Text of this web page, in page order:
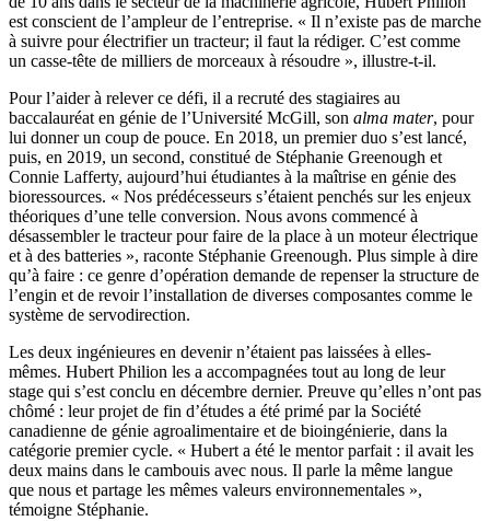
est conscient de l’ampleur de l’entreprise. « Il n’existe pas de marche
à suivre pour électrifier un tracteur; il faut la rédiger. C’est comme
un casse-tête de milliers de morceaux à résoudre », illustre-t-il.
Pour l’aider à relever ce défi, il a recruté des stagiaires au
baccalauréat en génie de l’Université McGill, son alma mater, pour
lui donner un coup de pouce. En 2018, un premier duo s’est lancé,
puis, en 2019, un second, constitué de Stéphanie Greenough et
Connie Lafferty, aujourd’hui étudiantes à la maîtrise en génie des
bioressources. « Nos prédécesseurs s’étaient penchés sur les enjeux
théoriques d’une telle conversion. Nous avons commencé à
désassembler le tracteur pour faire de la place à un moteur électrique
et à des batteries », raconte Stéphanie Greenough. Plus simple à dire
qu’à faire : ce genre d’opération demande de repenser la structure de
l’engin et de revoir l’installation de diverses composantes comme le
système de servodirection.
Les deux ingénieures en devenir n’étaient pas laissées à elles-
mêmes. Hubert Philion les a accompagnées tout au long de leur
stage qui s’est conclu en décembre dernier. Preuve qu’elles n’ont pas
chômé : leur projet de fin d’études a été primé par la Société
canadienne de génie agroalimentaire et de bioingénierie, dans la
catégorie premier cycle. « Hubert a été le mentor parfait : il avait les
deux mains dans le cambouis avec nous. Il parle la même langue
que nous et partage les mêmes valeurs environnementales »,
témoigne Stéphanie.